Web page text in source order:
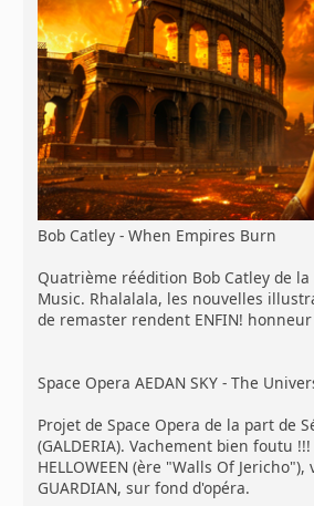
Bob Catley - When Empires Burn
Quatrième réédition Bob Catley de la
Music. Rhalalala, les nouvelles
de remaster rendent ENFIN!
Space Opera AEDAN SKY - The
Projet de Space Opera de la part de
(GALDERIA). Vachement bien foutu
HELLOWEEN (ère "Walls Of Jericho"),
GUARDIAN, sur fond d'opéra.